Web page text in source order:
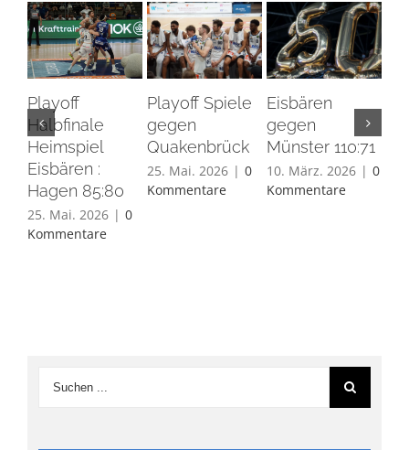
Playoff
Halbfinale
Heimspiel
Eisbären :
Hagen 85:80
25. Mai. 2026 | 0
Kommentare
Playoff Spiele
gegen
Quakenbrück
25. Mai. 2026 | 0
Kommentare
Eisbären
gegen
Münster 110:71
10. März. 2026 | 0
Kommentare